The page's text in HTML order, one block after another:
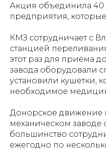
Акция объединила 40
предприятия,
КМЗ сотрудничает с
станцией
этот раз для приёма
завода оборудовали
установили кушетки,
необходимое
Донорское движение
механическом заводе
большинство
ежегодно по